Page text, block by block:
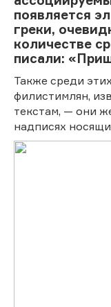
появляется
греки,
количестве
писали:
Также среди
филистимлян,
текстам, — они
надписях